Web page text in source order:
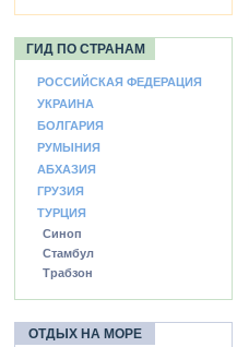
ГИД ПО СТРАНАМ
РОССИЙСКАЯ ФЕДЕРАЦИЯ
УКРАИНА
БОЛГАРИЯ
РУМЫНИЯ
АБХАЗИЯ
ГРУЗИЯ
ТУРЦИЯ
Синоп
Стамбул
Трабзон
ОТДЫХ НА МОРЕ